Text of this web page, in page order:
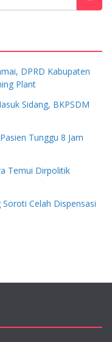
DPRD Kabupaten
Plant
Sidang, BKPSDM
Tunggu 8 Jam
Temui Dirpolitik
Celah Dispensasi